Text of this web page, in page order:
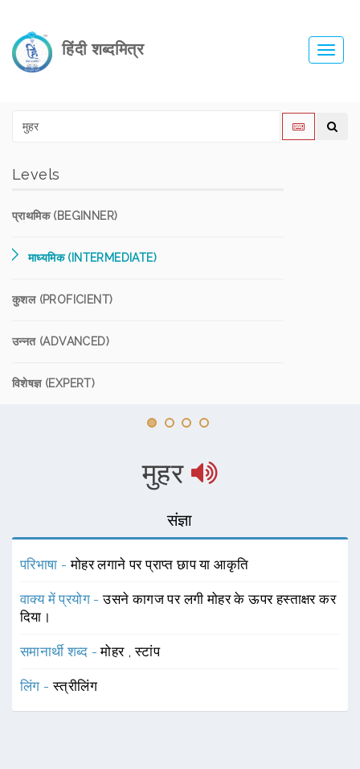
हिंदी शब्दमित्र
Levels
प्राथमिक (BEGINNER)
माध्यमिक (INTERMEDIATE)
कुशल (PROFICIENT)
उन्नत (ADVANCED)
विशेषज्ञ (EXPERT)
मुहर
संज्ञा
परिभाषा -मोहर लगाने पर प्राप्त छाप या आकृति
वाक्य में प्रयोग -उसने कागज पर लगी मोहर के ऊपर हस्ताक्षर कर
दिया।
समानार्थी शब्द -मोहर ,स्टांप
लिंग -स्त्रीलिंग